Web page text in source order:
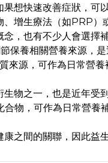
想快速改善症狀，
增生療法（如PRP）
，也有不少人會選擇
節保養相關營養來源，
來源，可作為日常營
生物之一，也是近年受
合物，可作為日常營
之間的關聯，因此